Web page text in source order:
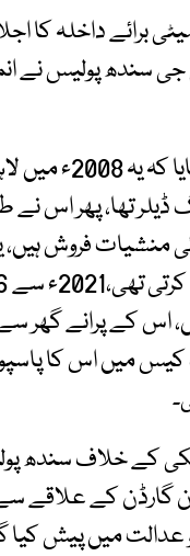
برائے داخلہ
جی سندھ پولیس نے
ایڈیشنل آئی جی
ڈرگ ڈیلر تھا، پھر
منشیات فروش
اس کے پرانے گھر
ہے، 2019ء میں ایک کیس
کے خلاف سندھ
دوران گارڈن کے
عدالت میں پیش